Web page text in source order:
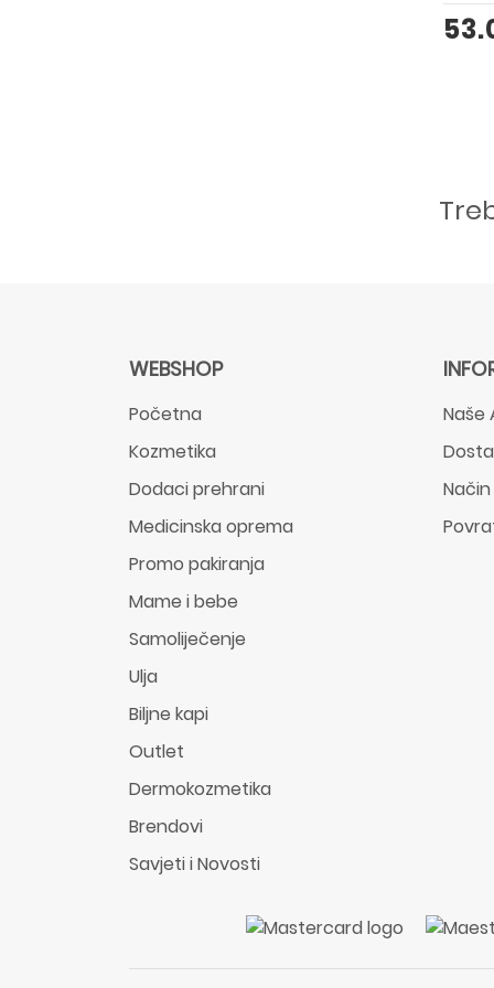
WEBSHOP
Početna
Kozmetika
Dodaci prehrani
Medicinska oprema
Promo pakiranja
Mame i bebe
Samoliječenje
Ulja
Biljne kapi
Outlet
Dermokozmetika
Brendovi
Savjeti i Novosti
Naše